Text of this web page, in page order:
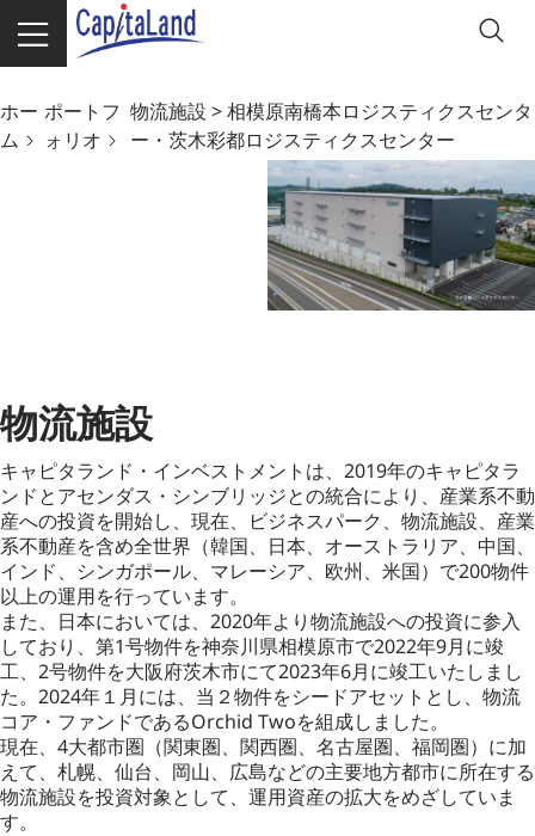
ホー
ム
ポートフ
ォリオ
物流施設 > 相模原南橋本ロジスティクスセンタ
ー・茨木彩都ロジスティクスセンター
物流施設
キャピタランド・インベストメントは、2019年のキャピタラ
ンドとアセンダス・シンブリッジとの統合により、産業系不動
産への投資を開始し、現在、ビジネスパーク、物流施設、産業
系不動産を含め全世界（韓国、日本、オーストラリア、中国、
インド、シンガポール、マレーシア、欧州、米国）で200物件
以上の運用を行っています。
また、日本においては、2020年より物流施設への投資に参入
しており、第1号物件を神奈川県相模原市で2022年9月に竣
工、2号物件を大阪府茨木市にて2023年6月に竣工いたしまし
た。2024年１月には、当２物件をシードアセットとし、物流
コア・ファンドであるOrchid Twoを組成しました。
現在、4大都市圏（関東圏、関西圏、名古屋圏、福岡圏）に加
えて、札幌、仙台、岡山、広島などの主要地方都市に所在する
物流施設を投資対象として、運用資産の拡大をめざしていま
す。